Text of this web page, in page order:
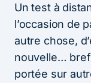
Un test à
l’occasion de
autre chose,
nouvelle… bref
portée sur